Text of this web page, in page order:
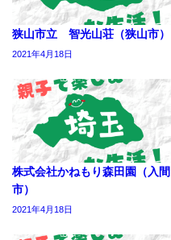
狭山市立 智光山荘（狭山市）
2021年4月18日
株式会社かねもり森田園（入間
市）
2021年4月18日